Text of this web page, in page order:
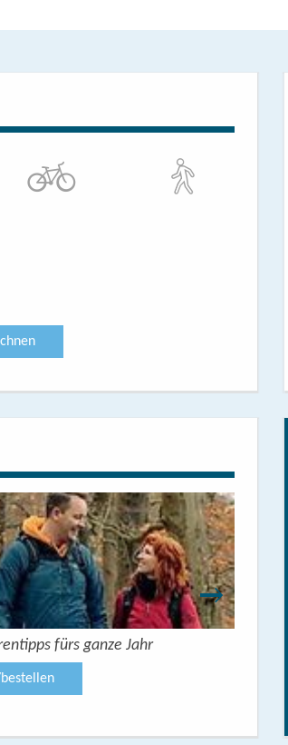
fürs ganze Jahr